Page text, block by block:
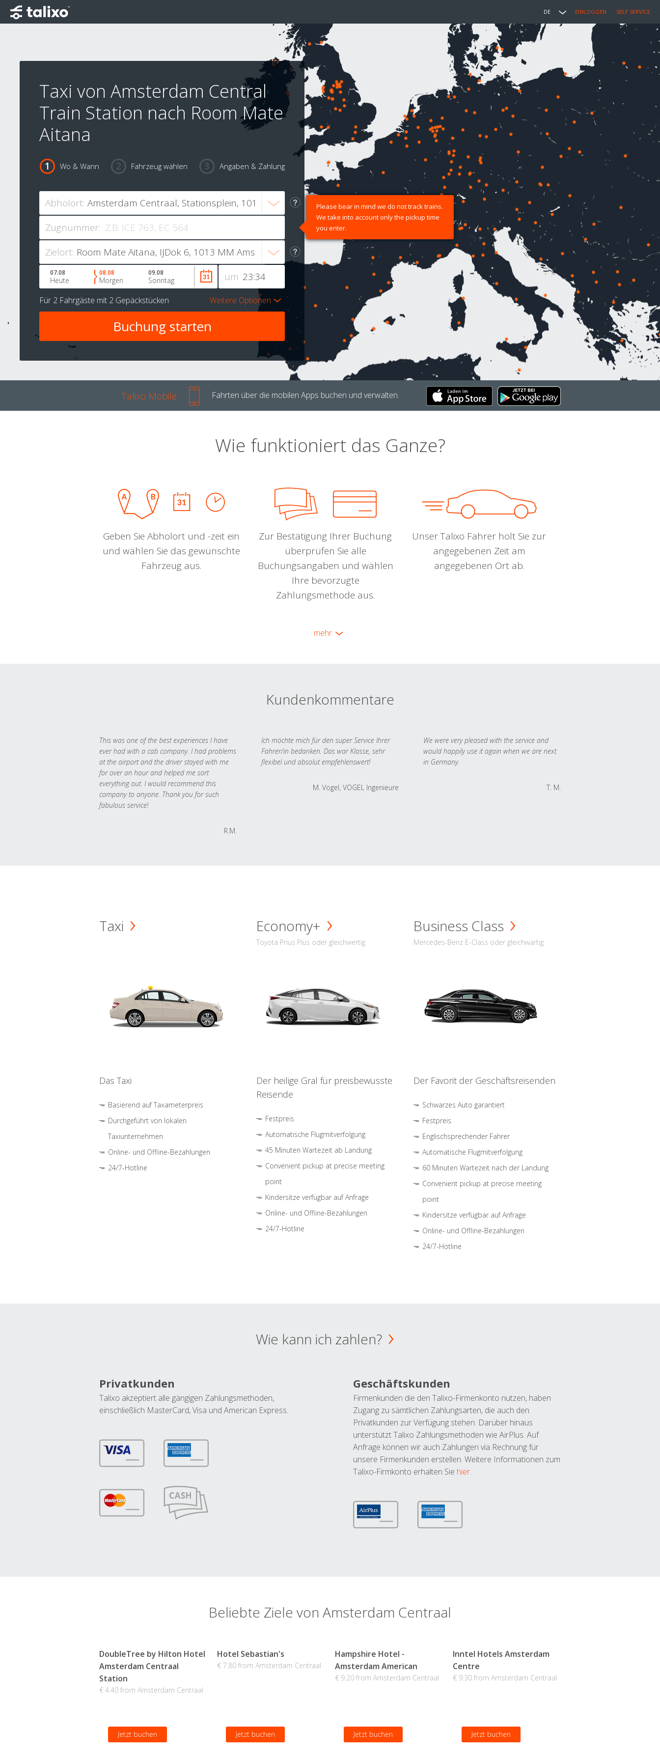
DE EINLOGGEN SELF SERVICE
Taxi von Amsterdam Central
Train Station nach Room Mate
Aitana
Wo & Wann Fahrzeug wählen Angaben & Zahlung
Abholort:
Zugnummer:
Please bear in mind we do not track trains.
We take into account only the pickup time
you enter.
Zielort:
um
07.08
Heute
08.08
Morgen
09.08
Sonntag
Für 2 Fahrgäste mit 2 Gepäckstücken Weitere Optionen
Talixo Mobile Fahrten über die mobilen Apps buchen und verwalten.
Wie funktioniert das Ganze?
Geben Sie Abholort und -zeit ein
und wählen Sie das gewünschte
Fahrzeug aus.
Zur Bestätigung Ihrer Buchung
überprüfen Sie alle
Buchungsangaben und wählen
Ihre bevorzugte
Zahlungsmethode aus.
Unser Talixo Fahrer holt Sie zur
angegebenen Zeit am
angegebenen Ort ab.
mehr
Kundenkommentare
This was one of the best experiences I have
ever had with a cab company. I had problems
at the airport and the driver stayed with me
for over an hour and helped me sort
everything out. I would recommend this
company to anyone. Thank you for such
fabulous service!
R.M.
Ich möchte mich für den super Service Ihrer
Fahrer/in bedanken. Das war Klasse, sehr
flexibel und absolut empfehlenswert!
M. Vogel, VOGEL Ingenieure
We were very pleased with the service and
would happily use it again when we are next
in Germany.
T. M.
Taxi
Das Taxi
Basierend auf Taxameterpreis
Durchgeführt von lokalen
Taxiunternehmen
Online- und Offline-Bezahlungen
24/7-Hotline
Economy+
Toyota Prius Plus oder gleichwertig
Der heilige Gral für preisbewusste
Reisende
Festpreis
Automatische Flugmitverfolgung
45 Minuten Wartezeit ab Landung
Convenient pickup at precise meeting
point
Kindersitze verfügbar auf Anfrage
Online- und Offline-Bezahlungen
24/7-Hotline
Business Class
Mercedes-Benz E-Class oder gleichwärtig
Der Favorit der Geschäftsreisenden
Schwarzes Auto garantiert
Festpreis
Englischsprechender Fahrer
Automatische Flugmitverfolgung
60 Minuten Wartezeit nach der Landung
Convenient pickup at precise meeting
point
Kindersitze verfügbar auf Anfrage
Online- und Offline-Bezahlungen
24/7-Hotline
Wie kann ich zahlen?
Privatkunden
Talixo akzeptiert alle gängigen Zahlungsmethoden,
einschließlich MasterCard, Visa und American Express.
Geschäftskunden
Firmenkunden die den Talixo-Firmenkonto nutzen, haben
Zugang zu sämtlichen Zahlungsarten, die auch den
Privatkunden zur Verfügung stehen. Darüber hinaus
unterstützt Talixo Zahlungsmethoden wie AirPlus. Auf
Anfrage können wir auch Zahlungen via Rechnung für
unsere Firmenkunden erstellen. Weitere Informationen zum
Talixo-Firmkonto erhalten Sie hier.
Beliebte Ziele von Amsterdam Centraal
DoubleTree by Hilton Hotel
Amsterdam Centraal
Station
€ 4.40 from Amsterdam Centraal
Jetzt buchen
Hotel Sebastian's
€ 7.80 from Amsterdam Centraal
Jetzt buchen
Hampshire Hotel -
Amsterdam American
€ 9.20 from Amsterdam Centraal
Jetzt buchen
Inntel Hotels Amsterdam
Centre
€ 9.30 from Amsterdam Centraal
Jetzt buchen